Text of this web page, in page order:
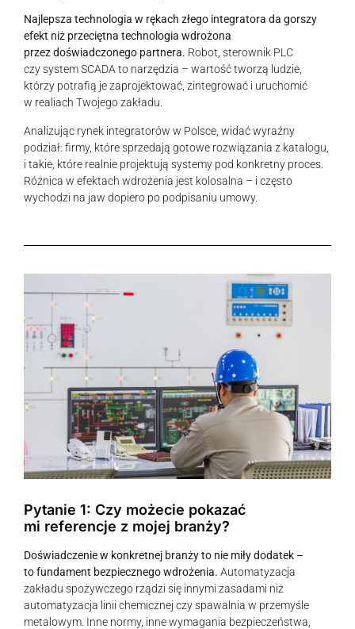
Najlepsza technologia w rękach złego integratora da gorszy
efekt niż przeciętna technologia wdrożona
przez doświadczonego partnera. Robot, sterownik PLC
czy system SCADA to narzędzia – wartość tworzą ludzie,
którzy potrafią je zaprojektować, zintegrować i uruchomić
w realiach Twojego zakładu.
Analizując rynek integratorów w Polsce, widać wyraźny
podział: firmy, które sprzedają gotowe rozwiązania z katalogu,
i takie, które realnie projektują systemy pod konkretny proces.
Różnica w efektach wdrożenia jest kolosalna – i często
wychodzi na jaw dopiero po podpisaniu umowy.
Pytanie 1: Czy możecie pokazać
mi referencje z mojej branży?
Doświadczenie w konkretnej branży to nie miły dodatek –
to fundament bezpiecznego wdrożenia. Automatyzacja
zakładu spożywczego rządzi się innymi zasadami niż
automatyzacja linii chemicznej czy spawalnia w przemyśle
metalowym. Inne normy, inne wymagania bezpieczeństwa,